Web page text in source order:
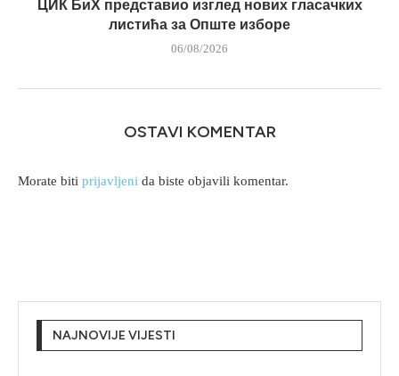
ЦИК БиХ представио изглед нових гласачких
листића за Опште изборе
06/08/2026
OSTAVI KOMENTAR
Morate biti prijavljeni da biste objavili komentar.
NAJNOVIJE VIJESTI